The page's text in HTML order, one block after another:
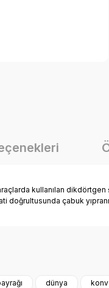
kullanılan dikdörtgen
doğrultusunda çabuk
dünya